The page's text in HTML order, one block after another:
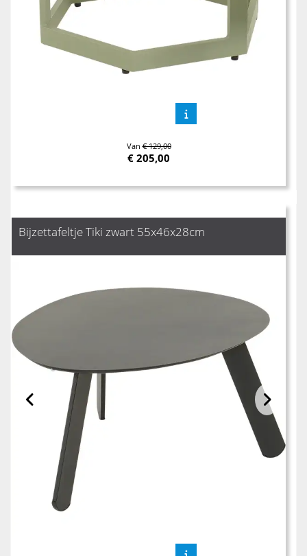
Van€ 129,00
€ 205,00
Bijzettafeltje Tiki zwart 55x46x28cm